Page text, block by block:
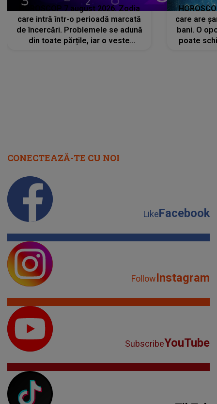
HOROSCOP 7 august 2026. Zodia
care intră într-o perioadă marcată
de încercări. Problemele se adună
din toate părțile, iar o veste
care are
bani. O
poate
CONECTEAZĂ-TE CU NOI
LikeFacebook
FollowInstagram
SubscribeYouTube